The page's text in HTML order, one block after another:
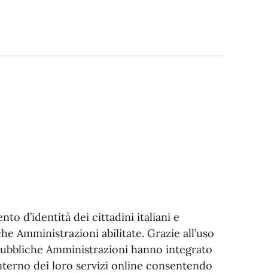
d’identità dei cittadini italiani e
Amministrazioni abilitate. Grazie all’uso
Amministrazioni hanno integrato
dei loro servizi online consentendo